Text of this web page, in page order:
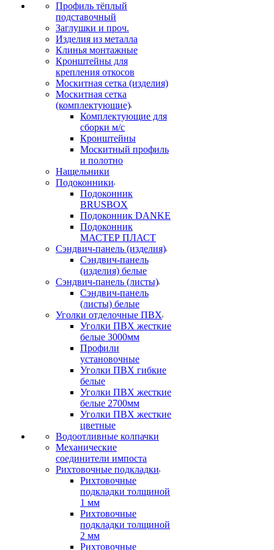
Профиль тёплый
подставочный
Заглушки и проч.
Изделия из металла
Клинья монтажные
Кронштейны для
крепления откосов
Москитная сетка (изделия)
Москитная сетка
(комплектующие)
Комплектующие для
сборки м/с
Кронштейны
Москитный профиль
и полотно
Нащельники
Подоконники
Подоконник
BRUSBOX
Подоконник DANKE
Подоконник
МАСТЕР ПЛАСТ
Сэндвич-панель (изделия)
Сэндвич-панель
(изделия) белые
Сэндвич-панель (листы)
Сэндвич-панель
(листы) белые
Уголки отделочные ПВХ
Уголки ПВХ жесткие
белые 3000мм
Профили
установочные
Уголки ПВХ гибкие
белые
Уголки ПВХ жесткие
белые 2700мм
Уголки ПВХ жесткие
цветные
Водоотливные колпачки
Механические
соединители импоста
Рихтовочные подкладки
Рихтовочные
подкладки толщиной
1 мм
Рихтовочные
подкладки толщиной
2 мм
Рихтовочные